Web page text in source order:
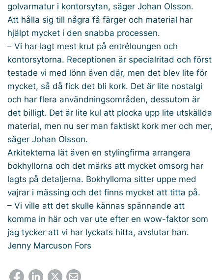
golvarmatur i kontorsytan, säger Johan Olsson.
Att hålla sig till några få färger och material har
hjälpt mycket i den snabba processen.
– Vi har lagt mest krut på entréloungen och
kontorsytorna. Receptionen är specialritad och först
testade vi med lönn även där, men det blev lite för
mycket, så då fick det bli kork. Det är lite nostalgi
och har flera användningsområden, dessutom är
det billigt. Det är lite kul att plocka upp lite utskällda
material, men nu ser man faktiskt kork mer och mer,
säger Johan Olsson.
Arkitekterna lät även en stylingfirma arrangera
bokhyllorna och det märks att mycket omsorg har
lagts på detaljerna. Bokhyllorna sitter uppe med
vajrar i mässing och det finns mycket att titta på.
– Vi ville att det skulle kännas spännande att
komma in här och var ute efter en wow-faktor som
jag tycker att vi har lyckats hitta, avslutar han.
Jenny Marcuson Fors